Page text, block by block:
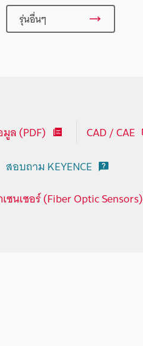
รุ่นอื่นๆ
ล (PDF) CAD / CAE
สอบถาม KEYENCE
ซนเซอร์ (Fiber Optic Sensors)